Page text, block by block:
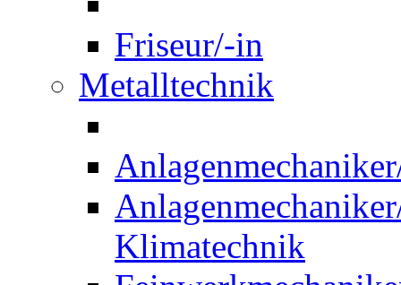
Friseur/-in
Metalltechnik
Klimatechnik